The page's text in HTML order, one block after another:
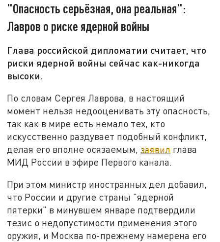
"Опасность серьёзная, она реальная":
Лавров о риске ядерной войны
Глава российской дипломатии считает, что
риски ядерной войны сейчас как-никогда
высоки.
По словам Сергея Лаврова, в настоящий
момент нельзя недооценивать эту опасность,
так как в мире есть немало тех, кто
искусственно раздувает подобный конфликт,
делая его вполне осязаемым,заявил глава
МИД России в эфире Первого канала.
При этом министр иностранных дел добавил,
что России и другие страны "ядерной
пятерки" в минувшем январе подтвердили
тезис о недопустимости применения этого
оружия, и Москва по-прежнему намерена его